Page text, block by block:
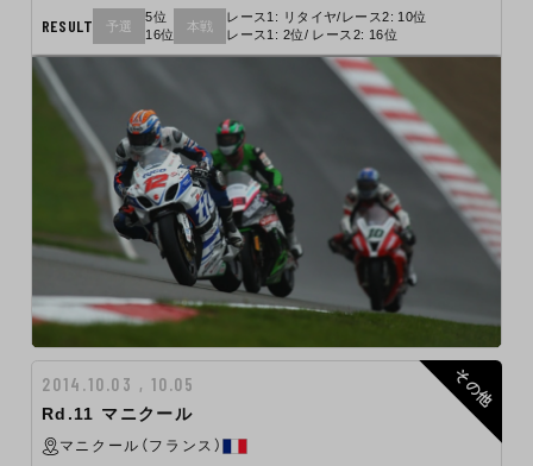
RESULT 予選
5位
16位
本戦
レース1: リタイヤ/レース2: 10位
レース1: 2位/ レース2: 16位
2014.10.03 , 10.05
Rd.11 マニクール
マニクール（フランス）
その他